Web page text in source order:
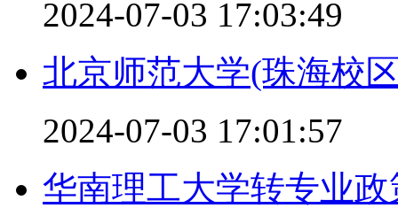
2024-07-03 17:03:49
北京师范大学(珠海校
2024-07-03 17:01:57
华南理工大学转专业